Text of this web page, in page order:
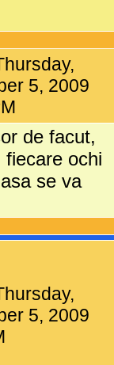
5, 2009
de facut,
ochi
se va
5, 2009